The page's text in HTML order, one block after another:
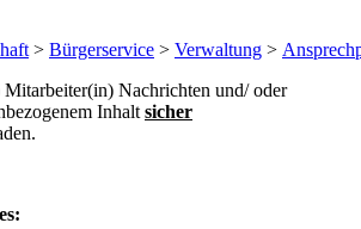
> Bürgerservice > Verwaltung >
Mitarbeiter(in) Nachrichten und/ oder
Inhalt sicher